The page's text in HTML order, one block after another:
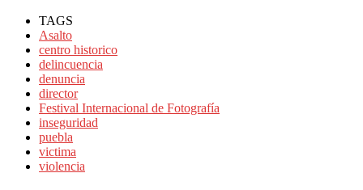
TAGS
Asalto
centro historico
delincuencia
denuncia
director
Festival Internacional de Fotografía
inseguridad
puebla
victima
violencia